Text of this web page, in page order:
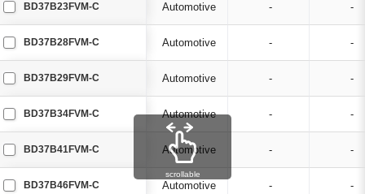
BD37B23FVM-C Automotive - -
BD37B28FVM-C Automotive - -
BD37B29FVM-C Automotive - -
BD37B34FVM-C Automotive - -
BD37B41FVM-C Automotive - -
BD37B46FVM-C Automotive - -
scrollable